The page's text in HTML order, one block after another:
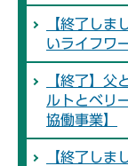
【終了し
いライフワ
【終了】父
ルトとベリ
協働事業】
【終了しま